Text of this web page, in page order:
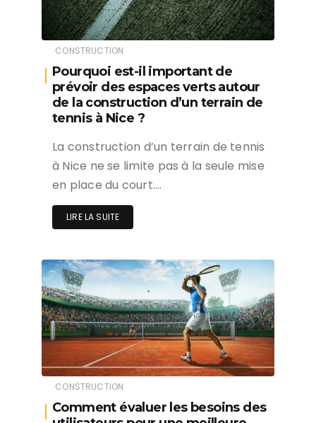
CONSTRUCTION
Pourquoi est-il important de
prévoir des espaces verts autour
de la construction d’un terrain de
tennis à Nice ?
La construction d’un terrain de tennis
à Nice ne se limite pas à la seule mise
en place du court….
LIRE LA SUITE
CONSTRUCTION
Comment évaluer les besoins des